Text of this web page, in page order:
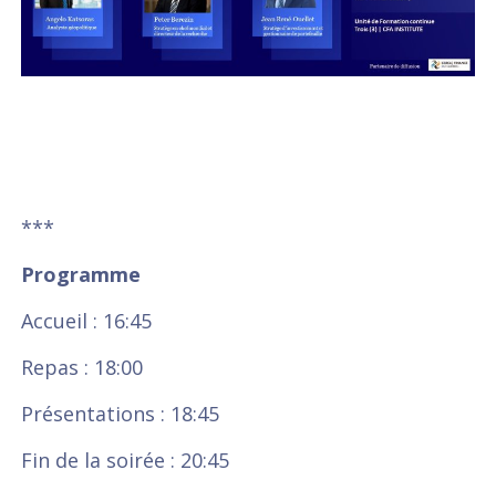
***
Programme
Accueil : 16:45
Repas : 18:00
Présentations : 18:45
Fin de la soirée : 20:45